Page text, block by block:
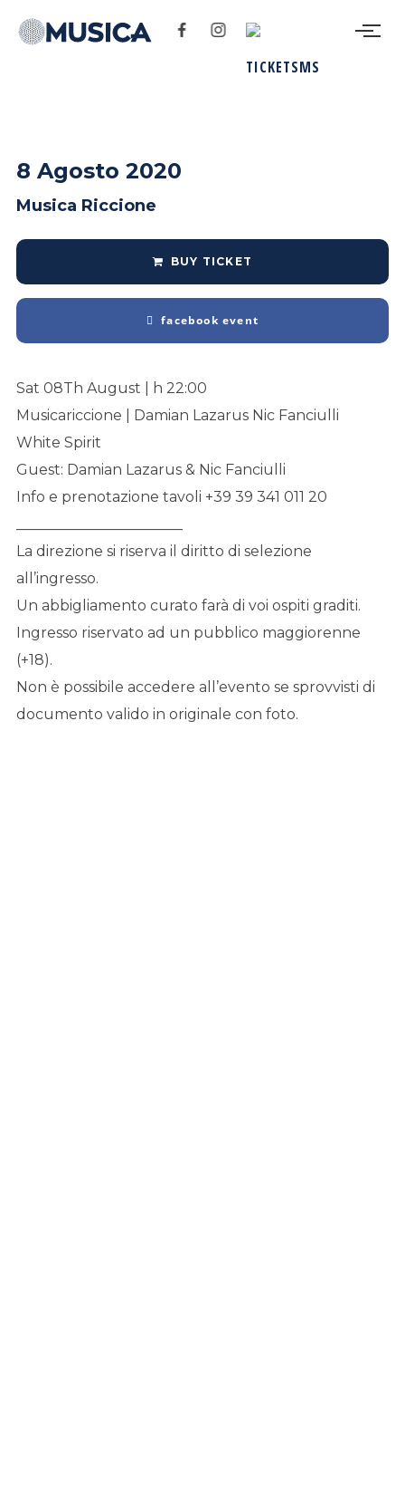
8 Agosto 2020
Musica Riccione
BUY TICKET
facebook event
Sat 08Th August | h 22:00
Musicariccione | Damian Lazarus Nic Fanciulli
White Spirit
Guest: Damian Lazarus & Nic Fanciulli
Info e prenotazione tavoli +39 39 341 011 20
La direzione si riserva il diritto di selezione
all’ingresso.
Un abbigliamento curato farà di voi ospiti graditi.
Ingresso riservato ad un pubblico maggiorenne
(+18).
Non è possibile accedere all’evento se sprovvisti di
documento valido in originale con foto.